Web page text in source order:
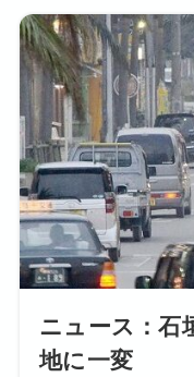
ニュース：石
地に一変